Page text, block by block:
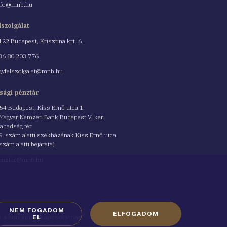
Budapest, Krisztina krt. 6.
80 203 776
pénztár
Budapest, Kiss Ernő utca 1.
Nemzeti Bank Budapest V. ker.,
tér
szám alatti székházának Kiss Ernő utca
alatti bejárata)
a honlappal kapcsolatban
NEM FOGADOM
EL
ELFOGADOM